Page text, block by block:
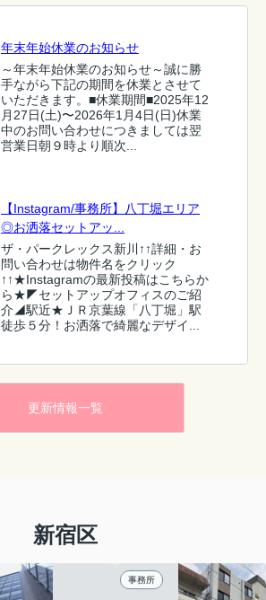
年末年始休業のお知らせ
～年末年始休業のお知らせ～誠に勝
手ながら下記の期間を休業とさせて
いただきます。■休業期間■2025年12
月27日(土)〜2026年1月4日(日)休業
中のお問い合わせにつきましては翌
営業日朝９時より順次...
【Instagram/事務所】八丁堀エリア
◎お洒落セットアッ...
ザ・パークレックス新川↑↑詳細・お
問い合わせは物件名をクリック
↑↑★Instagramの最新投稿はこちらか
ら★◤セットアップオフィスのご紹
介◢駅近★ＪＲ京葉線「八丁堀」駅
徒歩５分！お洒落で綺麗なデザイ...
【Instagram/店舗事務所】西麻布❁築
浅！ガラス張りの...
ブラン西麻布↑↑詳細・お問い合わせ
【Instagram/事務所】大森町★デザ
インセットアップオ...
更新情報一覧
新宿区
事務所